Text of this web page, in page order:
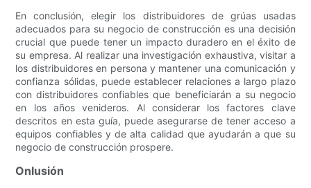
En conclusión, elegir los distribuidores de grúas usadas
adecuados para su negocio de construcción es una decisión
crucial que puede tener un impacto duradero en el éxito de
su empresa. Al realizar una investigación exhaustiva, visitar a
los distribuidores en persona y mantener una comunicación y
confianza sólidas, puede establecer relaciones a largo plazo
con distribuidores confiables que beneficiarán a su negocio
en los años venideros. Al considerar los factores clave
descritos en esta guía, puede asegurarse de tener acceso a
equipos confiables y de alta calidad que ayudarán a que su
negocio de construcción prospere.
Onlusión